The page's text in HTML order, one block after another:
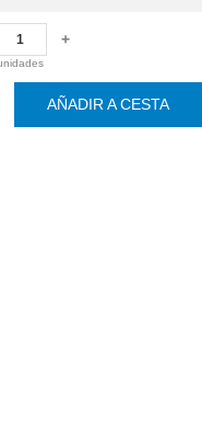
+
AÑADIR A CESTA